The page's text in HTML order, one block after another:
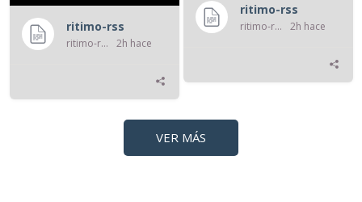
ritimo-rss
ritimo-rss 2h hace
ritimo-rss
ritimo-rss 2h hace
VER MÁS